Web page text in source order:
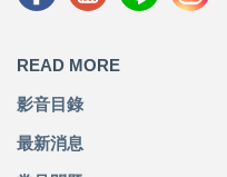
READ MORE
影音目錄
最新消息